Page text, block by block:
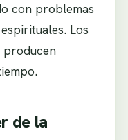
con problemas
Los
producen
de la